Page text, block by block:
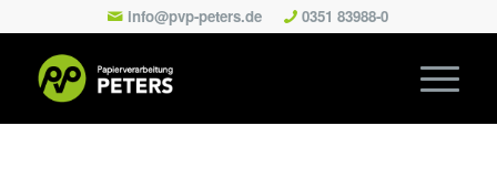
info@pvp-peters.de 0351 83988-0